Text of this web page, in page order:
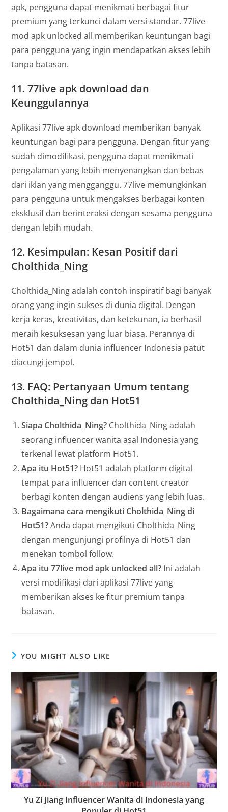
apk, pengguna dapat menikmati berbagai fitur
premium yang terkunci dalam versi standar. 77live
mod apk unlocked all memberikan keuntungan bagi
para pengguna yang ingin mendapatkan akses lebih
tanpa batasan.
11.77live apk download dan
Keunggulannya
Aplikasi 77live apk download memberikan banyak
keuntungan bagi para pengguna. Dengan fitur yang
sudah dimodifikasi, pengguna dapat menikmati
pengalaman yang lebih menyenangkan dan bebas
dari iklan yang mengganggu. 77live memungkinkan
para pengguna untuk mengakses berbagai konten
eksklusif dan berinteraksi dengan sesama pengguna
dengan lebih mudah.
12. Kesimpulan: Kesan Positif dari
Cholthida_Ning
Cholthida_Ning adalah contoh inspiratif bagi banyak
orang yang ingin sukses di dunia digital. Dengan
kerja keras, kreativitas, dan ketekunan, ia berhasil
meraih kesuksesan yang luar biasa. Perannya di
Hot51 dan dalam dunia influencer Indonesia patut
diacungi jempol.
13. FAQ: Pertanyaan Umum tentang
Cholthida_Ning dan Hot51
Siapa Cholthida_Ning? Cholthida_Ning adalah
seorang influencer wanita asal Indonesia yang
terkenal lewat platform Hot51.
Apa itu Hot51? Hot51 adalah platform digital
tempat para influencer dan content creator
berbagi konten dengan audiens yang lebih luas.
Bagaimana cara mengikuti Cholthida_Ning di
Hot51?Anda dapat mengikuti Cholthida_Ning
dengan mengunjungi profilnya di Hot51 dan
menekan tombol follow.
Apa itu 77live mod apk unlocked all? Ini adalah
versi modifikasi dari aplikasi 77live yang
memberikan akses ke fitur premium tanpa
batasan.
YOU MIGHT ALSO LIKE
Yu Zi Jiang Influencer Wanita di Indonesia yang